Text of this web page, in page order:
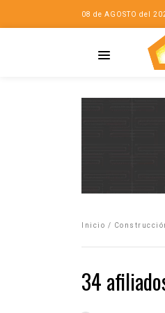
08 de AGOSTO del
Inicio /
34